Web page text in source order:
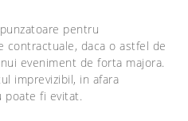
pentru
contractuale, daca o astfel de
eveniment de forta majora.
imprevizibil, in afara
poate fi evitat.